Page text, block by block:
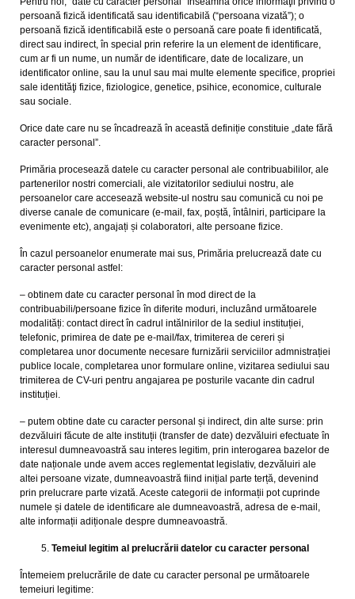
persoană fizică identificată sau identificabilă (“persoana vizată”); o
persoană fizică identificabilă este o persoană care poate fi identificată,
direct sau indirect, în special prin referire la un element de identificare,
cum ar fi un nume, un număr de identificare, date de localizare, un
identificator online, sau la unul sau mai multe elemente specifice, propriei
sale identităţi fizice, fiziologice, genetice, psihice, economice, culturale
sau sociale.
Orice date care nu se încadrează în această definiție constituie „date fără
caracter personal”.
Primăria procesează datele cu caracter personal ale contribuabililor, ale
partenerilor nostri comerciali, ale vizitatorilor sediului nostru, ale
persoanelor care accesează website-ul nostru sau comunică cu noi pe
diverse canale de comunicare (e-mail, fax, poștă, întâlniri, participare la
evenimente etc), angajați și colaboratori, alte persoane fizice.
În cazul persoanelor enumerate mai sus, Primăria prelucrează date cu
caracter personal astfel:
– obtinem date cu caracter personal în mod direct de la
contribuabili/persoane fizice în diferite moduri, incluzând următoarele
modalități: contact direct în cadrul intălnirilor de la sediul instituției,
telefonic, primirea de date pe e-mail/fax, trimiterea de cereri și
completarea unor documente necesare furnizării serviciilor admnistrației
publice locale, completarea unor formulare online, vizitarea sediului sau
trimiterea de CV-uri pentru angajarea pe posturile vacante din cadrul
instituției.
– putem obtine date cu caracter personal și indirect, din alte surse: prin
dezvăluiri făcute de alte instituții (transfer de date) dezvăluiri efectuate în
interesul dumneavoastră sau interes legitim, prin interogarea bazelor de
date naționale unde avem acces reglementat legislativ, dezvăluiri ale
altei persoane vizate, dumneavoastră fiind inițial parte terță, devenind
prin prelucrare parte vizată. Aceste categorii de informații pot cuprinde
numele și datele de identificare ale dumneavoastră, adresa de e-mail,
alte informații adiționale despre dumneavoastră.
Temeiul legitim al prelucrării datelor cu caracter personal
Întemeiem prelucrările de date cu caracter personal pe următoarele
temeiuri legitime: